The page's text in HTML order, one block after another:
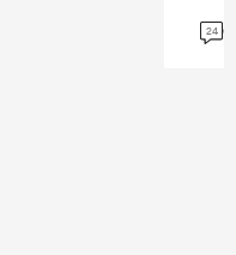
24